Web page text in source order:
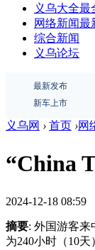
义乌大全最
网络新闻最
综合新闻
义乌论坛
最新发布
新车上市
义乌网 › 首页 ›网
“China
2024-12-18 08:59
摘要: 外国游客来
为240小时（10